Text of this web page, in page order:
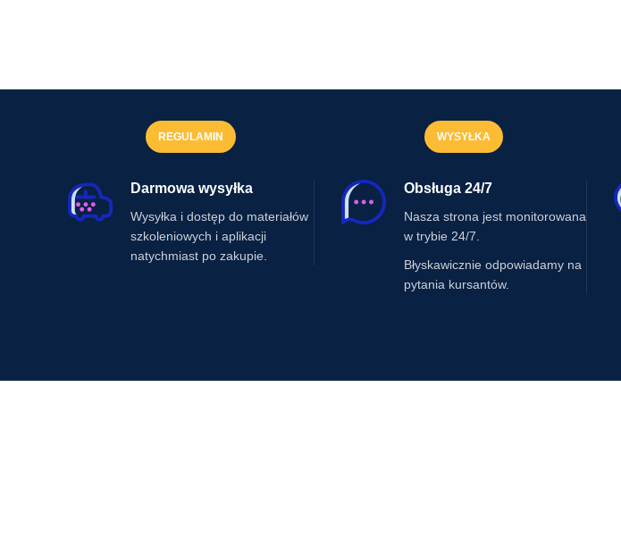
REGULAMIN WYSYŁKA
Darmowa wysyłka
Wysyłka i dostęp do materiałów
szkoleniowych i aplikacji
natychmiast po zakupie.
Obsługa 24/7
Nasza strona jest monitorowana
w trybie 24/7.
Błyskawicznie odpowiadamy na
pytania kursantów.